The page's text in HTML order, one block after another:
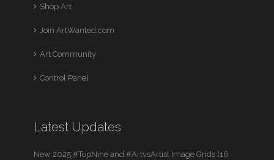
Shop Art
Join ArtWanted.com
Art Community
Control Panel
Latest Updates
New 2025 #TopNine and #ArtvsArtist Image Grids (16